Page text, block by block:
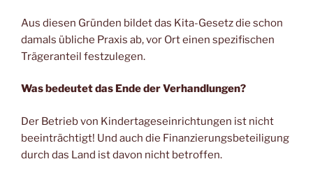
Aus diesen Gründen bildet das Kita-Gesetz die schon
damals übliche Praxis ab, vor Ort einen spezifischen
Trägeranteil festzulegen.
Was bedeutet das Ende der Verhandlungen?
Der Betrieb von Kindertageseinrichtungen ist nicht
beeinträchtigt! Und auch die Finanzierungsbeteiligung
durch das Land ist davon nicht betroffen.